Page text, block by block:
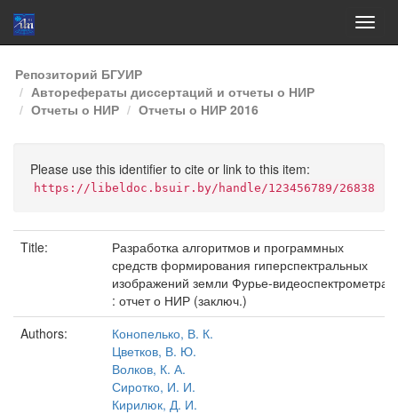
Skip
navigation
Репозиторий БГУИР
Авторефераты диссертаций и отчеты о НИР
Отчеты о НИР
Отчеты о НИР 2016
Please use this identifier to cite or link to this item:
https://libeldoc.bsuir.by/handle/123456789/26838
Title:
Разработка алгоритмов и программных
средств формирования гиперспектральных
изображений земли Фурье-видеоспектрометра
: отчет о НИР (заключ.)
Authors:
Конопелько, В. К.
Цветков, В. Ю.
Волков, К. А.
Сиротко, И. И.
Кирилюк, Д. И.